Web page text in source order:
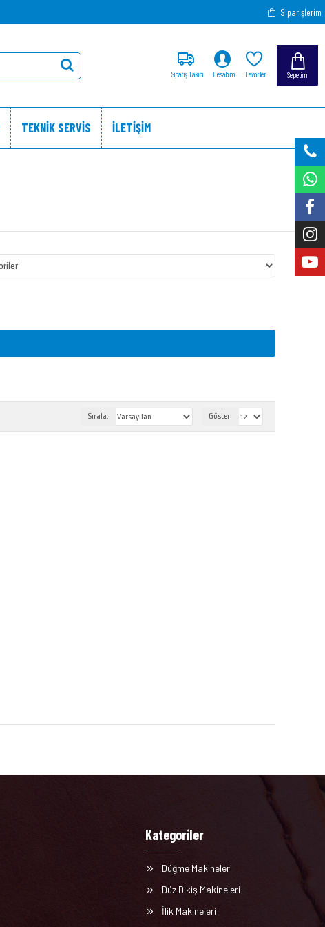
Siparişlerim
Sipariş Takibi Hesabım Favoriler Sepetim
TEKNİK SERVİS İLETİŞİM
Sırala: Göster:
Kategoriler
Düğme Makineleri
Düz Dikiş Makineleri
İlik Makineleri